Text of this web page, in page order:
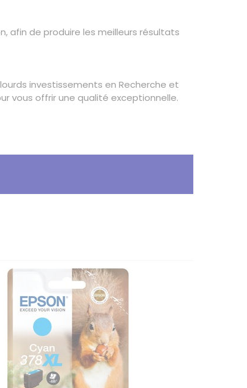
afin de produire les meilleurs résultats
investissements en Recherche et
vous offrir une qualité exceptionnelle.